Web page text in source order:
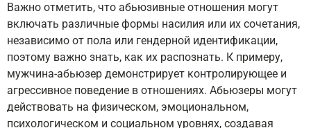
Важно отметить, что абьюзивные отношения могут
включать различные формы насилия или их сочетания,
независимо от пола или гендерной идентификации,
поэтому важно знать, как их распознать. К примеру,
мужчина-абьюзер демонстрирует контролирующее и
агрессивное поведение в отношениях. Абьюзеры могут
действовать на физическом, эмоциональном,
психологическом и социальном уровнях, создавая